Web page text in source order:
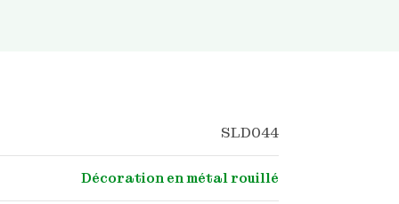
SLD044
Décoration en métal rouillé